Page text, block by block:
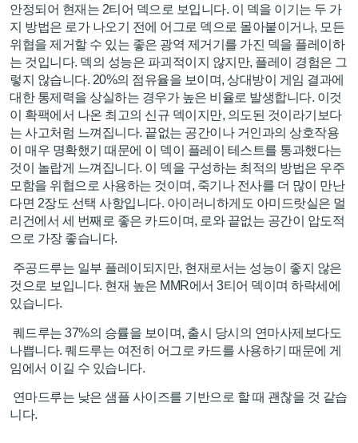
안정되어 현재는 2티어 덱으로 보입니다. 이 덱을 이기는 두 가
지 방법은 로가 나오기 전에 어그로 덱으로 몰아붙이거나, 모든
위협을 제거할 수 있는 좋은 광역 제거기를 가진 덱을 플레이하
는 것입니다. 덱의 성능은 파괴적이지 않지만, 플레이 경험은 그
렇지 않습니다. 20%의 점유율을 보이며, 상대방이 게임 결과에
대한 통제력을 상실하는 경우가 높은 비율로 발생합니다. 이것
이 확팩에서 나온 최고의 신규 덱이지만, 의도된 것이라기보다
는 사고처럼 느껴집니다. 끝없는 공간이나 거인과의 상호작용
이 매우 명확했기 때문에 이 덱이 플레이 테스트를 통과했다는
것이 놀랍게 느껴집니다. 이 덱을 구성하는 최적의 방법은 우주
모함을 위협으로 사용하는 것이며, 죽기나 전사를 더 많이 만난
다면 2장도 선택 사항입니다. 아이러니하게도 아미드랏실은 멀
리건에서 세 번째로 좋은 카드이며, 로와 끝없는 공간이 압도적
으로 가장 좋습니다.
주공드루는 일부 플레이되지만, 현재로서는 성능이 좋지 않은
것으로 보입니다. 현재 높은 MMR에서 3티어 덱이며 하락세에
있습니다.
퀘드루는 37%의 승률을 보이며, 출시 당시의 연마사제보다도
나쁩니다. 퀘드루는 여전히 어그로 카드를 사용하기 때문에 게
임에서 이길 수 있습니다.
연마드루는 낮은 샘플 사이즈를 기반으로 할 때 괜찮을 것 같습
니다.